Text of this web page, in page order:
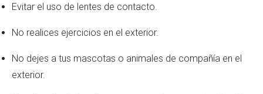
Evitar el uso de lentes de contacto.
No realices ejercicios en el exterior.
No dejes a tus mascotas o animales de compañía en el
exterior.